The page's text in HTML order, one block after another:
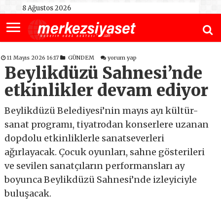
8 Ağustos 2026
11 Mayıs 2026 16:17 GÜNDEM yorum yap
Beylikdüzü Sahnesi’nde
etkinlikler devam ediyor
Beylikdüzü Belediyesi’nin mayıs ayı kültür-
sanat programı, tiyatrodan konserlere uzanan
dopdolu etkinliklerle sanatseverleri
ağırlayacak. Çocuk oyunları, sahne gösterileri
ve sevilen sanatçıların performansları ay
boyunca Beylikdüzü Sahnesi’nde izleyiciyle
buluşacak.